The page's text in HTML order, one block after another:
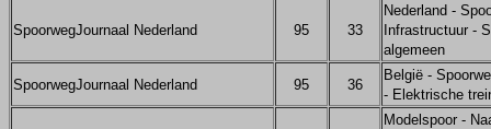
SpoorwegJournaal Nederland 95 33
Nederland -
Infrastructuur -
algemeen
SpoorwegJournaal Nederland 95 36
België -
- Elektrische
Modelspoor -